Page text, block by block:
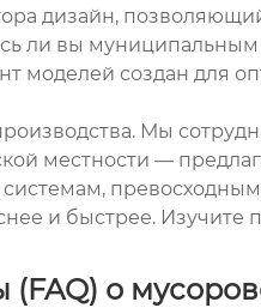
дизайн,
ли вы
моделей создан для
Мы
местности —
и быстрее. Изучите
о